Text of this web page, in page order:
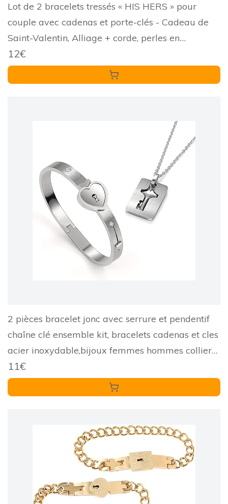
Lot de 2 bracelets tressés « HIS HERS » pour
couple avec cadenas et porte-clés - Cadeau de
Saint-Valentin, Alliage + corde, perles en
plastique
12€
2 pièces bracelet jonc avec serrure et pendentif
chaîne clé ensemble kit, bracelets cadenas et cles
acier inoxydable,bijoux femmes hommes collier
pour couple amoureux Paare partenaire amitié
cadeau
11€